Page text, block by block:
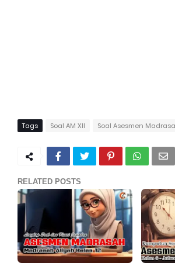
Tags Soal AM XII Soal Asesmen
RELATED POSTS